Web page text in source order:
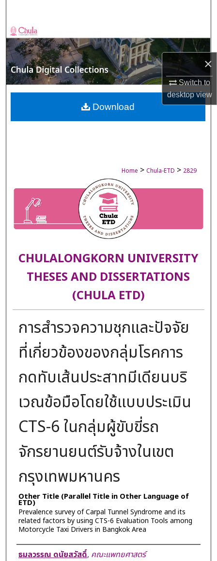
×
Switch to
desktopview
Browse Collections
My Account
About
Digital Commons Network™
Home > Chula-ETD > 2829
CHULALONGKORN UNIVERSITY
THESES AND DISSERTATIONS
(CHULA ETD)
การสำรวจความชุกและปัจจัย
ที่เกี่ยวข้องของกลุ่มโรคการ
กดทับเส้นประสาทมีเดียนบริ
เวณข้อมือโดยใช้แบบประเมิน
CTS-6 ในกลุ่มผู้ขับขี่รถ
จักรยานยนต์รับจ้างในเขต
กรุงเทพมหานคร
Other Title (Parallel Title in Other Language of
ETD)
Prevalence survey of Carpal Tunnel Syndrome and its
related factors by using CTS-6 Evaluation Tools among
Motorcycle Taxi Drivers in Bangkok Area
Author
ธมลวรรณ ดนัยสวัสดิ์, คณะแพทยศาสตร์
Download